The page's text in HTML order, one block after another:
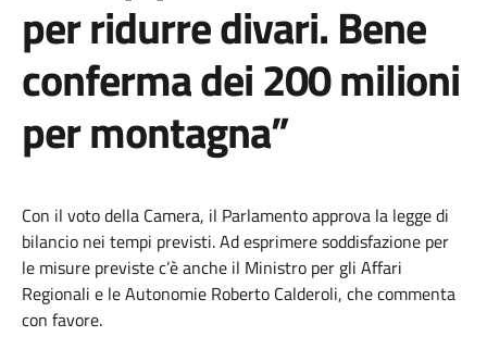
per ridurre divari. Bene
conferma dei 200 milioni
per montagna”
Con il voto della Camera, il Parlamento approva la legge di
bilancio nei tempi previsti. Ad esprimere soddisfazione per
le misure previste c’è anche il Ministro per gli Affari
Regionali e le Autonomie Roberto Calderoli, che commenta
con favore.